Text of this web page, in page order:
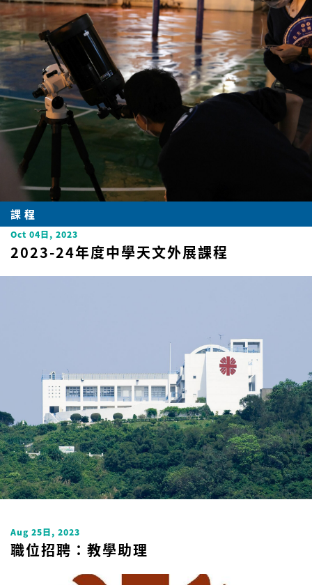
課程
Oct 04日, 2023
2023-24年度中學天文外展課程
Aug 25日, 2023
職位招聘：教學助理